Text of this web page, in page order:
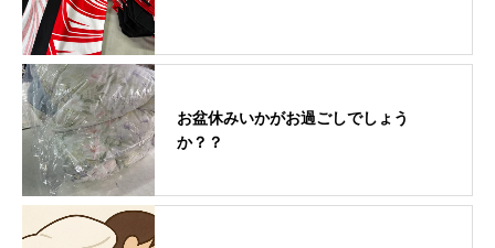
お盆休みいかがお過ごしでしょう
か？？